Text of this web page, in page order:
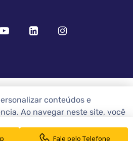
Fale pelo Telefone
conteúdos e
Ao navegar neste site, você